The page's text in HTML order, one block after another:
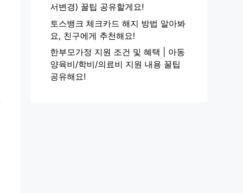
서변경) 꿀팁 공유할게요!
토스뱅크 체크카드 해지 방법 알아봐
요, 친구에게 추천해요!
한부모가정 지원 조건 및 혜택 | 아동
양육비/학비/의료비 지원 내용 꿀팁
공유해요!